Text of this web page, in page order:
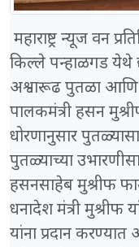
महाराष्ट्र न्यूज वन
किल्ले पन्हाळगड येथे
अश्वारूढ पुतळा आणि
पालकमंत्री हसन
धोरणानुसार
पुतळ्याच्या
हसनसाहेब मुश्रीफ
धनादेश मंत्री मुश्रीफ
यांना प्रदान करण्यात